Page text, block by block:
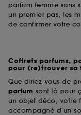
parfum femme sans
un premier pas, les
de confirmer votre
Coffrets parfums,
pour (re)trouver sa
Que diriez-vous de
parfum sont là pour
un objet déco, votre
accompagné d’un